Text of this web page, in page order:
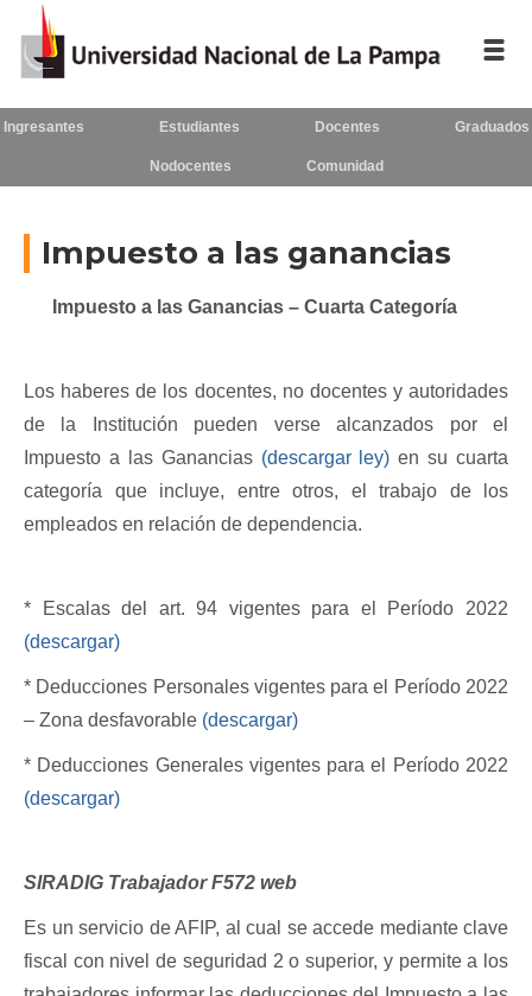
La UNLPam
Consejo Superior
Rectorado / Secretarías
Contacto
Seguínos en:
Ingresantes Estudiantes Docentes Graduados
Nodocentes Comunidad
Impuesto a las ganancias
Impuesto a las Ganancias – Cuarta Categoría
Los haberes de los docentes, no docentes y autoridades
de la Institución pueden verse alcanzados por el
Impuesto a las Ganancias (descargar ley) en su cuarta
categoría que incluye, entre otros, el trabajo de los
empleados en relación de dependencia.
(descargar)
* Deducciones Personales vigentes para el Período 2022
– Zona desfavorable (descargar)
(descargar)
SIRADIG Trabajador F572 web
Es un servicio de AFIP, al cual se accede mediante clave
fiscal con nivel de seguridad 2 o superior, y permite a los